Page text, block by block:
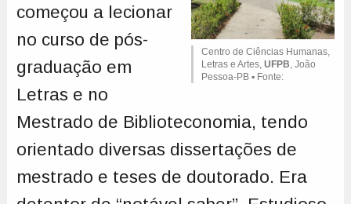
Centro de Ciências Humanas,
Letras e Artes,UFPB, João
Pessoa-PB ▪ Fonte:
começou a lecionar
no curso de pós-
graduação em
Letras e no
Mestrado de Biblioteconomia, tendo
orientado diversas dissertações de
mestrado e teses de doutorado. Era